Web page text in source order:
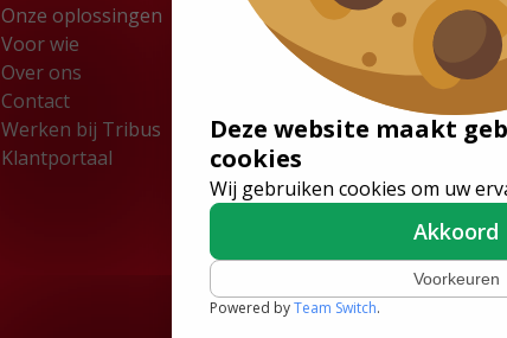
Onze oplossingen
Voor wie
Over ons
Contact
Werken bij Tribus
Klantportaal
Vloersystemen
Stoelen
Lagevloerbussen
Deze website maakt
cookies
Wij gebruiken cookies om uw
Akkoord
Voorkeuren
Powered byTeam Switch.